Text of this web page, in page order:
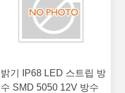
밝기 IP68 LED 스트립 방
수 SMD 5050 12V 방수